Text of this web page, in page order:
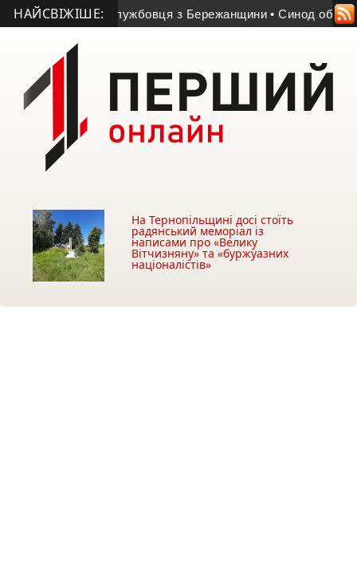
НАЙСВІЖІШЕ:
військовослужбовця з Бережанщини • Синод обрав
На Тернопільщині досі стоїть
радянський меморіал із
написами про «Велику
Вітчизняну» та «буржуазних
націоналістів»